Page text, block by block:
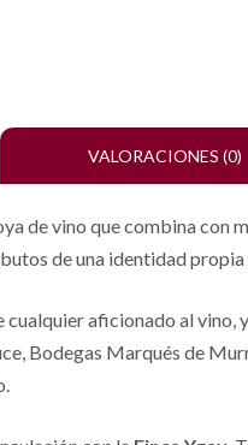
VALORACIONES (0)
de vino que combina con
de una identidad
aficionado al
Bodegas Marqués de